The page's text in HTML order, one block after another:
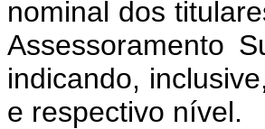
nominal dos
Assessoramento
indicando,
e respectivo nível.